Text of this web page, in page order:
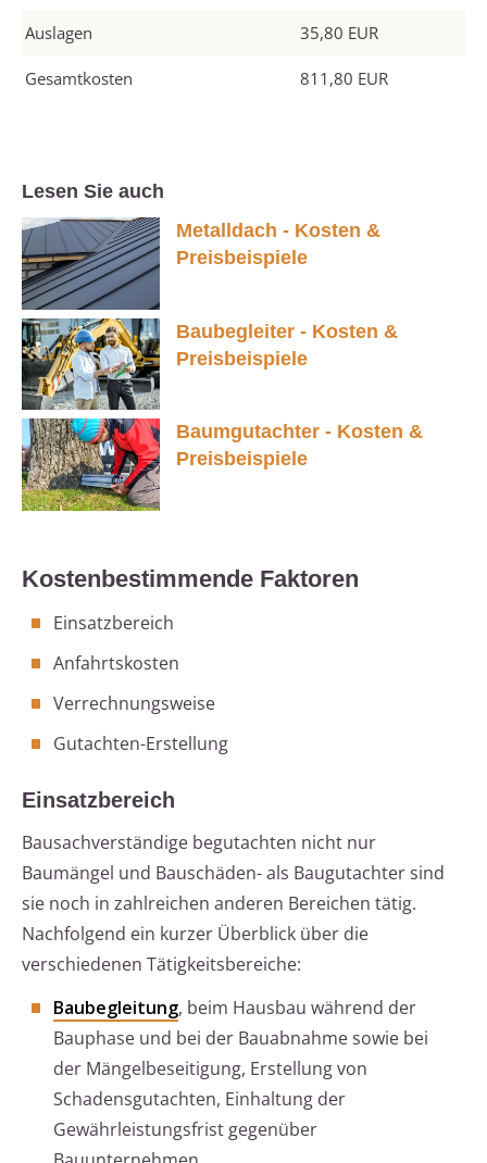
Auslagen 35,80 EUR
Gesamtkosten 811,80 EUR
Lesen Sie auch
Metalldach - Kosten &
Preisbeispiele
Baubegleiter - Kosten &
Preisbeispiele
Baumgutachter - Kosten &
Preisbeispiele
Kostenbestimmende Faktoren
Einsatzbereich
Anfahrtskosten
Verrechnungsweise
Gutachten-Erstellung
Einsatzbereich
Bausachverständige begutachten nicht nur
Baumängel und Bauschäden- als Baugutachter sind
sie noch in zahlreichen anderen Bereichen tätig.
Nachfolgend ein kurzer Überblick über die
verschiedenen Tätigkeitsbereiche:
Baubegleitung, beim Hausbau während der
Bauphase und bei der Bauabnahme sowie bei
der Mängelbeseitigung, Erstellung von
Schadensgutachten, Einhaltung der
Gewährleistungsfrist gegenüber